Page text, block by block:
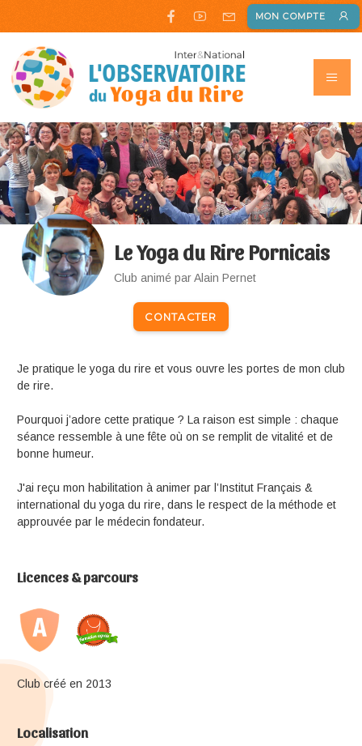
MON COMPTE
Le Yoga du Rire Pornicais
Club animé par Alain Pernet
CONTACTER
Je pratique le yoga du rire et vous ouvre les portes de mon club
de rire.
Pourquoi j’adore cette pratique ? La raison est simple : chaque
séance ressemble à une fête où on se remplit de vitalité et de
bonne humeur.
J'ai reçu mon habilitation à animer par l’Institut Français &
international du yoga du rire, dans le respect de la méthode et
approuvée par le médecin fondateur.
Licences & parcours
Club créé en 2013
Localisation